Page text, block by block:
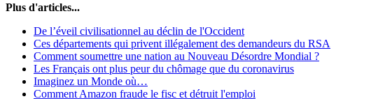
Plus d'articles...
De l’éveil civilisationnel au déclin de l'Occident
Ces départements qui privent illégalement des demandeurs du RSA
Comment soumettre une nation au Nouveau Désordre Mondial ?
Les Français ont plus peur du chômage que du coronavirus
Imaginez un Monde où…
Comment Amazon fraude le fisc et détruit l'emploi